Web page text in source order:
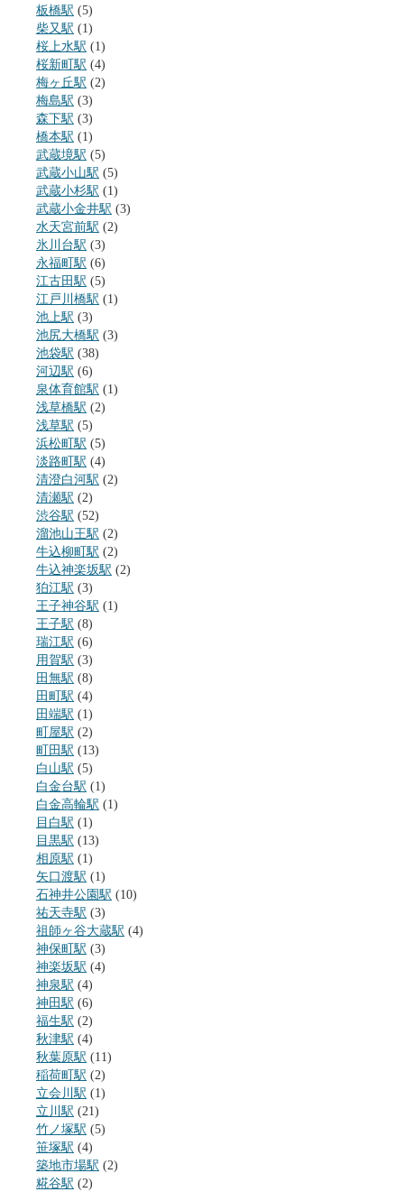
板橋駅 (5)
柴又駅 (1)
桜上水駅 (1)
桜新町駅 (4)
梅ヶ丘駅 (2)
梅島駅 (3)
森下駅 (3)
橋本駅 (1)
武蔵境駅 (5)
武蔵小山駅 (5)
武蔵小杉駅 (1)
武蔵小金井駅 (3)
水天宮前駅 (2)
氷川台駅 (3)
永福町駅 (6)
江古田駅 (5)
江戸川橋駅 (1)
池上駅 (3)
池尻大橋駅 (3)
池袋駅 (38)
河辺駅 (6)
泉体育館駅 (1)
浅草橋駅 (2)
浅草駅 (5)
浜松町駅 (5)
淡路町駅 (4)
清澄白河駅 (2)
清瀬駅 (2)
渋谷駅 (52)
溜池山王駅 (2)
牛込柳町駅 (2)
牛込神楽坂駅 (2)
狛江駅 (3)
王子神谷駅 (1)
王子駅 (8)
瑞江駅 (6)
用賀駅 (3)
田無駅 (8)
田町駅 (4)
田端駅 (1)
町屋駅 (2)
町田駅 (13)
白山駅 (5)
白金台駅 (1)
白金高輪駅 (1)
目白駅 (1)
目黒駅 (13)
相原駅 (1)
矢口渡駅 (1)
石神井公園駅 (10)
祐天寺駅 (3)
祖師ヶ谷大蔵駅 (4)
神保町駅 (3)
神楽坂駅 (4)
神泉駅 (4)
神田駅 (6)
福生駅 (2)
秋津駅 (4)
秋葉原駅 (11)
稲荷町駅 (2)
立会川駅 (1)
立川駅 (21)
竹ノ塚駅 (5)
笹塚駅 (4)
築地市場駅 (2)
糀谷駅 (2)